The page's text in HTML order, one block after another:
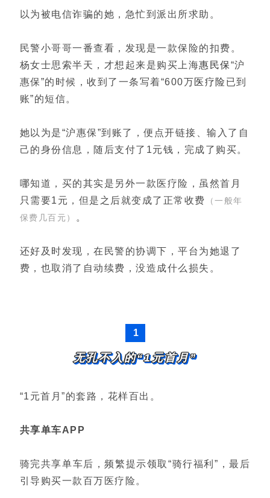
以为被电信诈骗的她，急忙到派出所求助。
民警小哥哥一番查看，发现是一款保险的扣费。
杨女士思索半天，才想起来是购买上海惠民保“沪
惠保”的时候，收到了一条写着“600万医疗险 已到
账”的短信。
她以为是“沪惠保”到账了，便点开链接、输入了自
己的身份信息，随后支付了1元钱，完成了购买。
哪知道，买的其实是另外一款医疗险，虽然首月
只需要1元，但是之后就变成了正常收费
（一般年
保费几百元） 。
还好及时发现，在民警的协调下，平台为她退了
费，也取消了自动续费，没造成什么损失。
1
无孔不入的“1元首月”
“1元首月”的套路，花样百出。
共享单车APP
骑完共享单车后，频繁提示领取“骑行福利”，最后
引导购买一款百万医疗险。